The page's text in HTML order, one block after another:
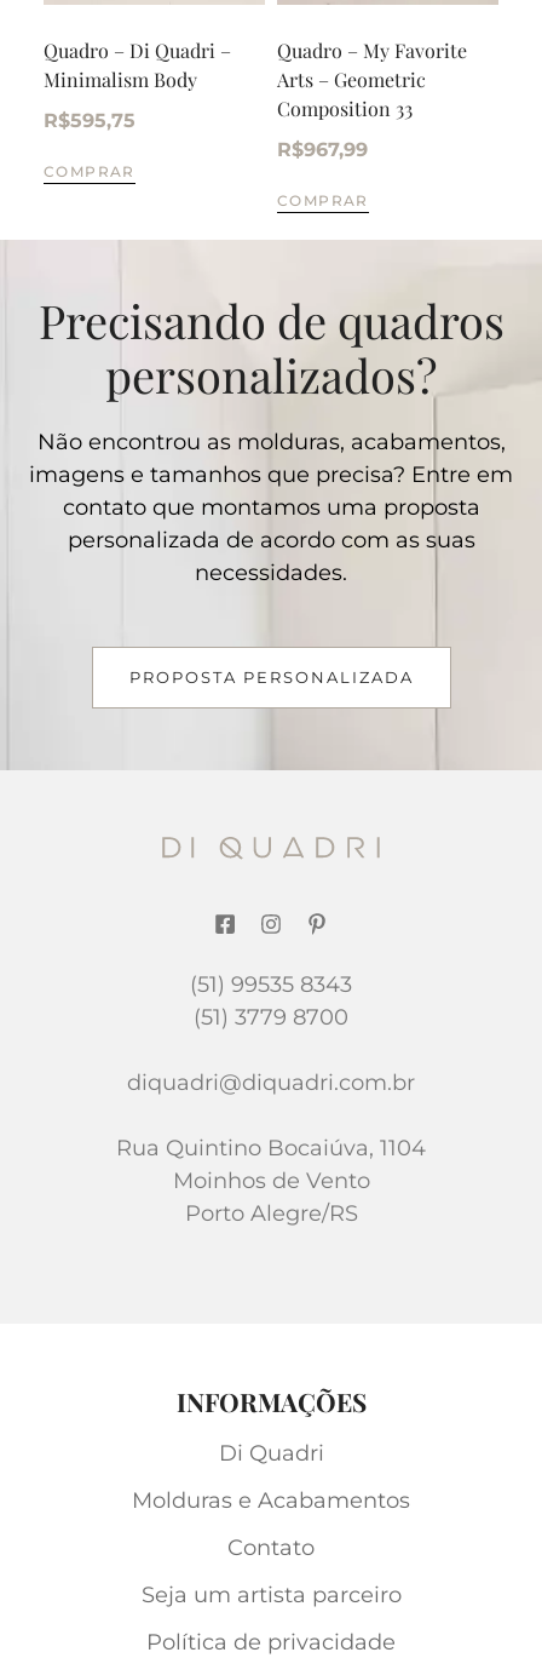
Quadro – Di Quadri –
Minimalism Body
R$595,75
COMPRAR
Quadro – My Favorite
Arts – Geometric
Composition 33
R$967,99
COMPRAR
Precisando de quadros
personalizados?
Não encontrou as molduras, acabamentos,
imagens e tamanhos que precisa? Entre em
contato que montamos uma proposta
personalizada de acordo com as suas
necessidades.
PROPOSTA PERSONALIZADA
(51) 99535 8343
(51) 3779 8700
diquadri@diquadri.com.br
Rua Quintino Bocaiúva, 1104
Moinhos de Vento
Porto Alegre/RS
INFORMAÇÕES
Di Quadri
Molduras e Acabamentos
Contato
Seja um artista parceiro
Política de privacidade